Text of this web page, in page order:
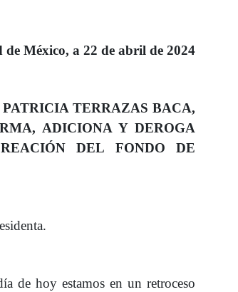
de México, a 22 de abril de 2024
TERRAZAS BACA,
ADICIONA Y DEROGA
DEL FONDO DE
de hoy estamos en un retroceso